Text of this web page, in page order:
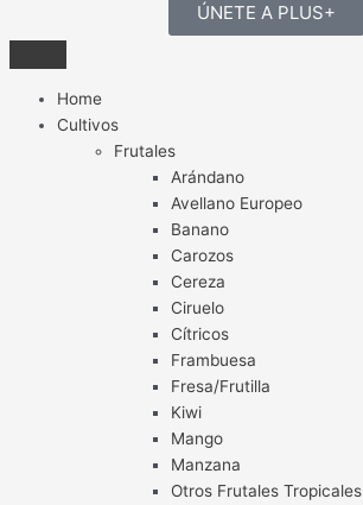
ÚNETE A PLUS+
Home
Cultivos
Frutales
Arándano
Avellano Europeo
Banano
Carozos
Cereza
Ciruelo
Cítricos
Frambuesa
Fresa/Frutilla
Kiwi
Mango
Manzana
Otros Frutales Tropicales